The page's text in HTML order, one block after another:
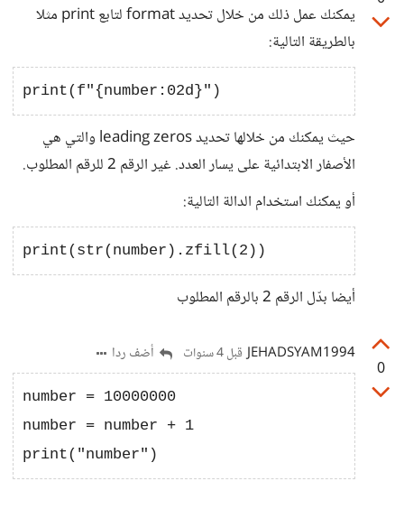
يمكنك عمل ذلك من خلال تحديد format لتابع print مثلا
بالطريقة التالية:
حيث يمكنك من خلالها تحديد leading zeros والتي هي
الأصفار الابتدائية على يسار العدد. غير الرقم 2 للرقم المطلوب.
أو يمكنك استخدام الدالة التالية:
أيضا بدّل الرقم 2 بالرقم المطلوب
0
JEHADSYAM1994 قبل 4 سنوات أضف ردا
number = 10000000
number = number + 1